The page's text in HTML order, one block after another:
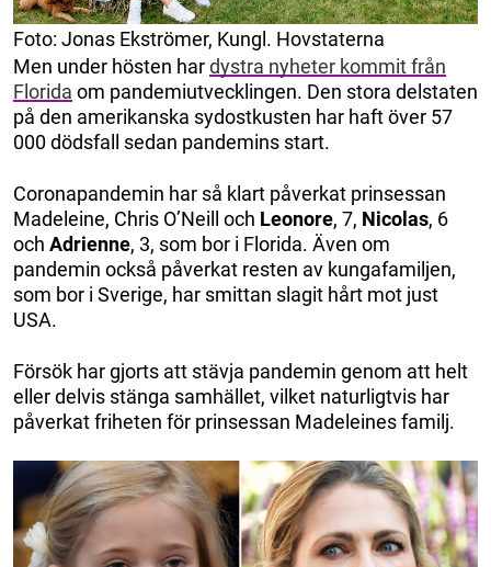
Foto: Jonas Ekströmer, Kungl. Hovstaterna
Men under hösten hardystra nyheter kommit från
Florida om pandemiutvecklingen. Den stora delstaten
på den amerikanska sydostkusten har haft över 57
000 dödsfall sedan pandemins start.
Coronapandemin har så klart påverkat prinsessan
Madeleine, Chris O’Neill och Leonore, 7, Nicolas, 6
och Adrienne, 3, som bor i Florida. Även om
pandemin också påverkat resten av kungafamiljen,
som bor i Sverige, har smittan slagit hårt mot just
USA.
Försök har gjorts att stävja pandemin genom att helt
eller delvis stänga samhället, vilket naturligtvis har
påverkat friheten för prinsessan Madeleines familj.